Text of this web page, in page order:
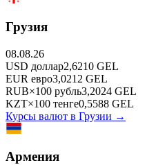
Грузия
08.08.26
USD доллар2,6210 GEL
EUR евро3,0212 GEL
RUB×100 рубль3,2024 GEL
KZT×100 тенге0,5588 GEL
Курсы валют в Грузии →
Армения